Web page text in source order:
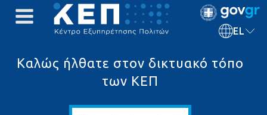
EL
Καλώς ήλθατε στον δικτυακό τόπο
των ΚΕΠ